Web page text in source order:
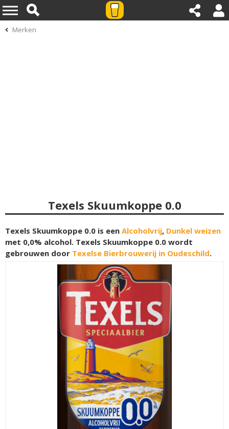
Merken
Texels Skuumkoppe 0.0
Texels Skuumkoppe 0.0 is een Alcoholvrij, Dunkel weizen
met 0,0% alcohol. Texels Skuumkoppe 0.0 wordt
gebrouwen door Texelse Bierbrouwerij in Oudeschild.